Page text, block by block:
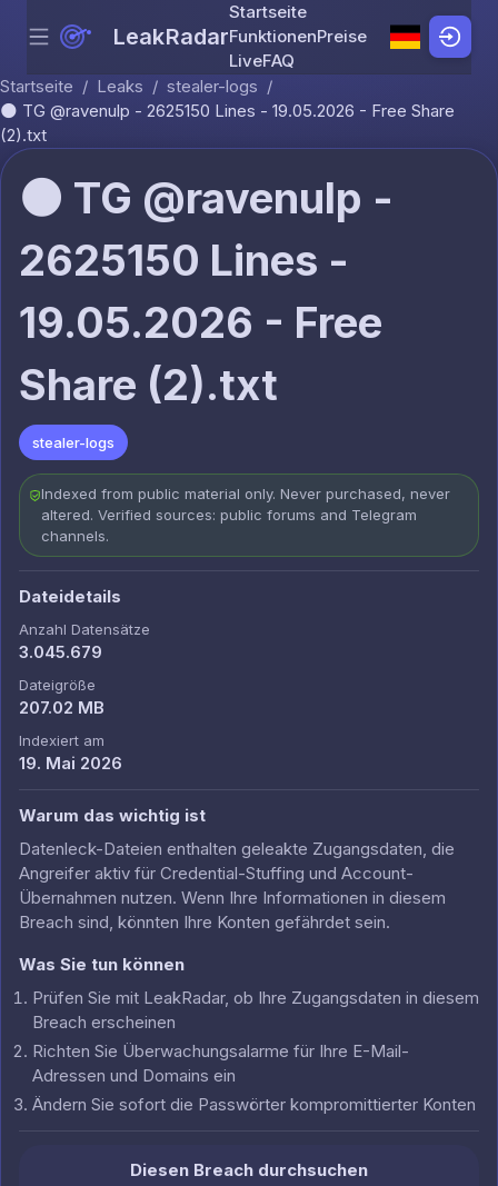
Skip to content
Menu LeakRadar
Startseite
FunktionenPreise
LiveFAQ
Startseite / Leaks / stealer-logs /
🌑 TG @ravenulp - 2625150 Lines - 19.05.2026 - Free Share
(2).txt
🌑 TG @ravenulp -
2625150 Lines -
19.05.2026 - Free
Share (2).txt
stealer-logs
Indexed from public material only. Never purchased, never
altered. Verified sources: public forums and Telegram
channels.
Dateidetails
Anzahl Datensätze
3.045.679
Dateigröße
207.02 MB
Indexiert am
19. Mai 2026
Warum das wichtig ist
Datenleck-Dateien enthalten geleakte Zugangsdaten, die
Angreifer aktiv für Credential-Stuffing und Account-
Übernahmen nutzen. Wenn Ihre Informationen in diesem
Breach sind, könnten Ihre Konten gefährdet sein.
Was Sie tun können
Prüfen Sie mit LeakRadar, ob Ihre Zugangsdaten in diesem
Breach erscheinen
Richten Sie Überwachungsalarme für Ihre E-Mail-
Adressen und Domains ein
Ändern Sie sofort die Passwörter kompromittierter Konten
Diesen Breach durchsuchen